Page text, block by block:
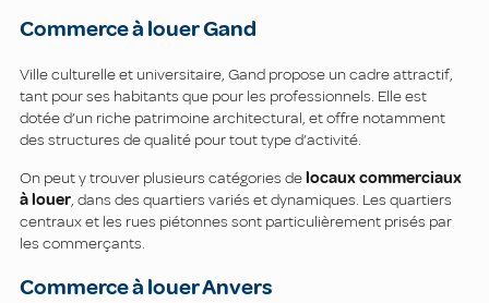
Commerce à louer Gand
Ville culturelle et universitaire, Gand propose un cadre attractif,
tant pour ses habitants que pour les professionnels. Elle est
dotée d’un riche patrimoine architectural, et offre notamment
des structures de qualité pour tout type d’activité.
On peut y trouver plusieurs catégories delocauxcommerciaux
à louer , dans des quartiers variés et dynamiques. Les quartiers
centraux et les rues piétonnes sont particulièrement prisés par
les commerçants.
Commerce à louer Anvers